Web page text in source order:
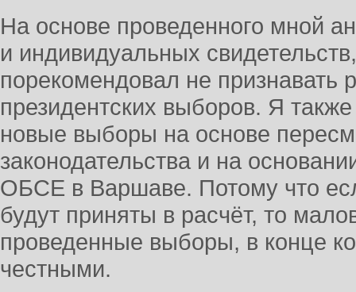
На основе проведенного мной
и индивидуальных
порекомендовал не признавать
президентских выборов. Я
новые выборы на основе
законодательства и на
ОБСЕ в Варшаве. Потому что
будут приняты в расчёт, то
проведенные выборы, в конце
честными.